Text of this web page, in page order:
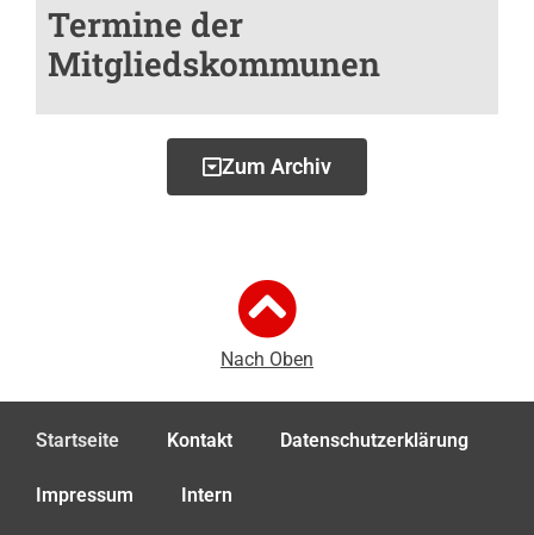
Termine der
Mitgliedskommunen
Zum Archiv
Nach Oben
Startseite Kontakt Datenschutzerklärung
Impressum Intern